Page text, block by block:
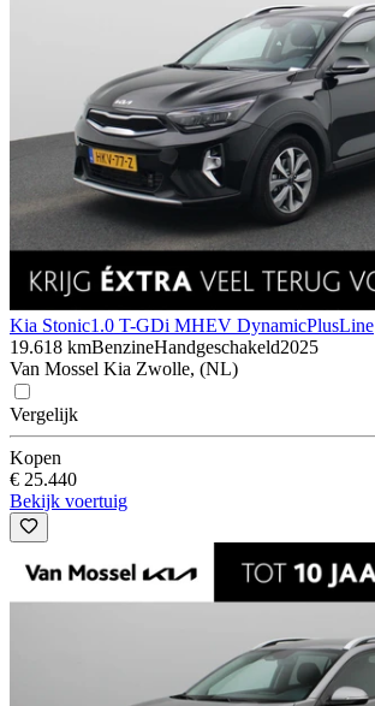
Kia Stonic1.0 T-GDi MHEV DynamicPlusLine
19.618 kmBenzineHandgeschakeld2025
Van Mossel Kia Zwolle, (NL)
Vergelijk
Kopen
€ 25.440
Bekijk voertuig